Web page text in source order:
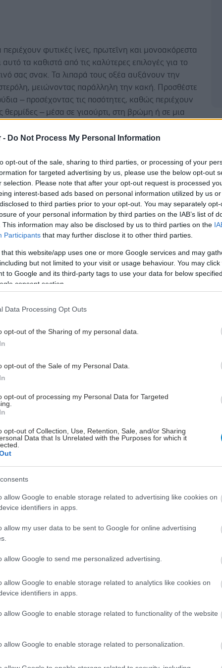
- Do Not Process My Personal Information
opt-out of the sale, sharing to third parties, or processing of your
for targeted advertising by us, please use the below opt-out
selection. Please note that after your opt-out request is processed
interest-based ads based on personal information utilized by us
to third parties prior to your opt-out. You may separately
of your personal information by third parties on the IAB’s list of
This information may also be disclosed by us to third parties on the
Participants that may further disclose it to other third parties.
that this website/app uses one or more Google services and may
but not limited to your visit or usage behaviour. You may
to Google and its third-party tags to use your data for below
consent section.
Data Processing Opt Outs
opt-out of the Sharing of my personal data.
opt-out of the Sale of my Personal Data.
opt-out of processing my Personal Data for Targeted
opt-out of Collection, Use, Retention, Sale, and/or Sharing
Data that Is Unrelated with the Purposes for which it
allow Google to enable storage related to advertising like cookies on
identifiers in apps.
allow my user data to be sent to Google for online advertising
allow Google to send me personalized advertising.
allow Google to enable storage related to analytics like cookies on
identifiers in apps.
allow Google to enable storage related to functionality of the website
allow Google to enable storage related to personalization.
φυτικές ίνες, πρωτεΐνη και μονοακόρεστα
αυτό τα καθιστά από τις καλύτερες επιλογές για το
σας σνακ. Τα λιπαρά τους οξέα αυξάνουν την
μειώνοντας παράλληλη την κακή. Προσθέστε
– προσέχοντας τις ποσότητες, καθώς περιέχουν
θερμίδες – μέσα σε γιαούρτι, στη βρώμη ή σε μια
περιέχει καλά, υγιεινά λιπαρά, και περίπου 20
είδη βιταμινών και μετάλλων—είναι, μάλιστα, από
πηγές καλίου, βιταμίνης C, E και Κ, αλλά και β-
Το αβοκάντο είναι πάρα πολύ χορταστικό, και
7 γραμμάρια φυτικών ινών ανά μισό φρούτο, όσο
δηλαδή για μια μερίδα γευστικό γουακαμόλε, ή
πάνω στο ψωμί με λίγο λεμονάκι. Επίσης,
στο μπλέντερ, είναι τέλεια εναλλακτική της
μαγιονέζας για τις σαλάτες μας.
τον οργανισμό μας—χρησιμοποιείται σε
η αποδόμηση των τροφών για παραγωγή ενέργειας.
έχει συσχετιστεί με την αυξημένη ανοχή
της σούπας κολοκυθόσποροι περιέχουν περίπου 74 mg
το 25% της καθημερινής μας δόσης. Μπορείτε να
ψητούς, με λίγα μπαχαρικά – όχι με αλάτι! – ή
στο μπλέντερ και να φτιάξετε ένα ωραίο
– και τα υπόλοιπα φρούτα του δάσους – περιέχουν
βιταμίνης C, με πολύ λίγες θερμίδες. Είναι
με τον χαμηλότερο κίνδυνο ανάπτυξης διαβήτη.
το γεύμα σας ακόμα καλύτερο, δοκιμάστε μια
με φράουλες, σπανάκι και καρύδια.
είναι πλούσιοι σε αντιοξειδωτικά, σε υγιεινά
Με 29 γραμμάρια από αυτά τα μικρά σποράκια,
το 50% της καθημερινής μας δόσης σε φυτικές
αποτελούν τέλειο συμπλήρωμα για το γιαούρτι ή